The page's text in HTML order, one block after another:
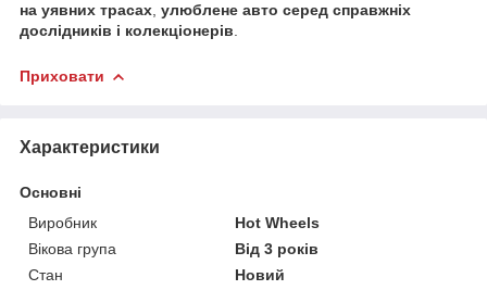
на уявних трасах улюблене авто серед справжніх
дослідників і колекціонерів
Приховати
Характеристики
Основні
Виробник
Hot Wheels
Вікова група
Від 3 років
Стан
Новий